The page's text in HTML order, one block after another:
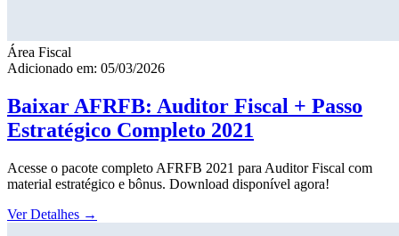
Área Fiscal
Adicionado em: 05/03/2026
Baixar AFRFB: Auditor Fiscal + Passo
Estratégico Completo 2021
Acesse o pacote completo AFRFB 2021 para Auditor Fiscal com
material estratégico e bônus. Download disponível agora!
Ver Detalhes →